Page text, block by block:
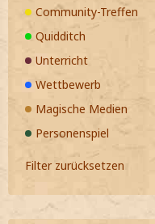
Community-Treffen
Quidditch
Unterricht
Wettbewerb
Magische Medien
Personenspiel
Filter zurücksetzen